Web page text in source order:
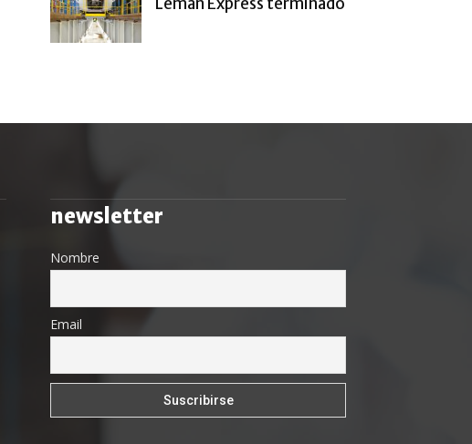
newsletter
Nombre
Email